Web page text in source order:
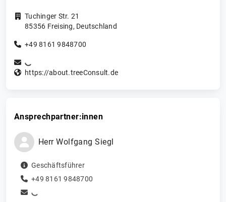
Tuchinger Str. 21
85356 Freising, Deutschland
+49 8161 9848700
https://about.treeConsult.de
Ansprechpartner:innen
Herr Wolfgang Siegl
Geschäftsführer
+49 8161 9848700